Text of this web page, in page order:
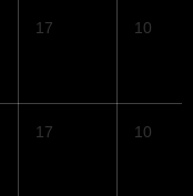
17 10
17 10